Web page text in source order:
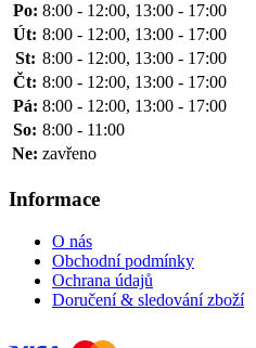
Po: 8:00 - 12:00, 13:00 - 17:00
Út: 8:00 - 12:00, 13:00 - 17:00
St: 8:00 - 12:00, 13:00 - 17:00
Čt: 8:00 - 12:00, 13:00 - 17:00
Pá: 8:00 - 12:00, 13:00 - 17:00
So: 8:00 - 11:00
Ne: zavřeno
Informace
O nás
Obchodní podmínky
Ochrana údajů
Doručení & sledování zboží